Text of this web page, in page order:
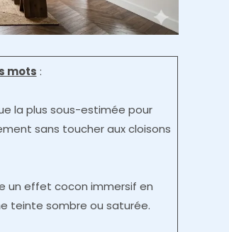
mots :
la plus sous-estimée pour
sans toucher aux cloisons
un effet cocon immersif en
teinte sombre ou saturée.